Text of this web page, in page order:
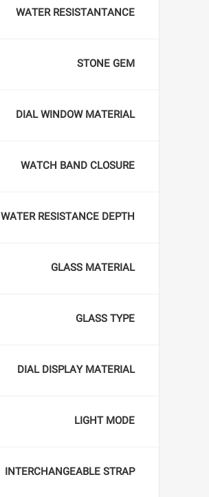
WATER RESISTANTANCE
STONE GEM
DIAL WINDOW MATERIAL
WATCH BAND CLOSURE
WATER RESISTANCE DEPTH
GLASS MATERIAL
GLASS TYPE
DIAL DISPLAY MATERIAL
LIGHT MODE
INTERCHANGEABLE STRAP